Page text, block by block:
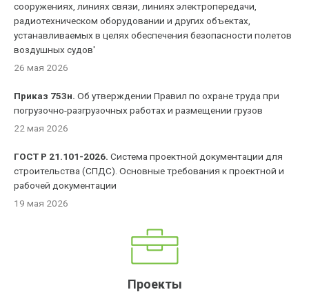
сооружениях, линиях связи, линиях электропередачи,
радиотехническом оборудовании и других объектах,
устанавливаемых в целях обеспечения безопасности полетов
воздушных судов'
26 мая 2026
Приказ 753н. Об утверждении Правил по охране труда при
погрузочно-разгрузочных работах и размещении грузов
22 мая 2026
ГОСТ Р 21.101-2026. Система проектной документации для
строительства (СПДС). Основные требования к проектной и
рабочей документации
19 мая 2026
Проекты